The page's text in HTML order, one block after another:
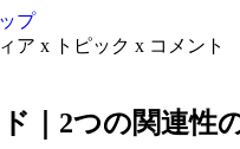
プ
ア x トピック x コメント
｜2つの関連性